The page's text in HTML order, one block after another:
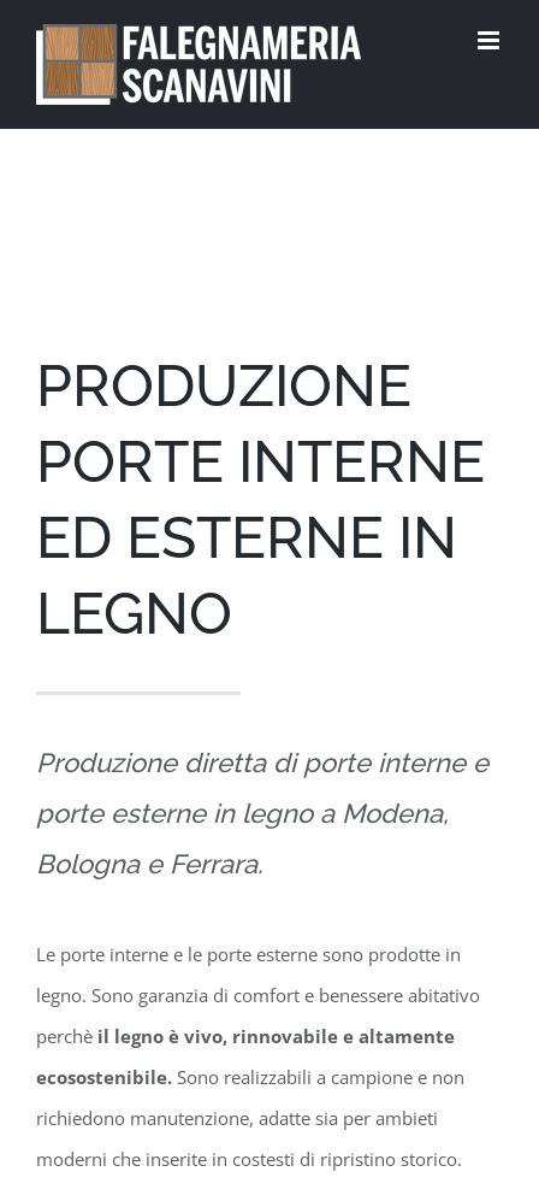
content
PRODUZIONE
PORTE INTERNE
ED ESTERNE IN
LEGNO
Produzione diretta di porte interne e
porte esterne in legno a Modena,
Bologna e Ferrara.
Le porte interne e le porte esterne sono prodotte in
legno. Sono garanzia di comfort e benessere abitativo
perchè il legno è vivo, rinnovabile e altamente
ecosostenibile. Sono realizzabili a campione e non
richiedono manutenzione, adatte sia per ambieti
moderni che inserite in costesti di ripristino storico.